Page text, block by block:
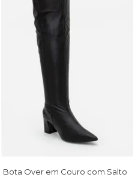
Bota Over em Couro com Salto